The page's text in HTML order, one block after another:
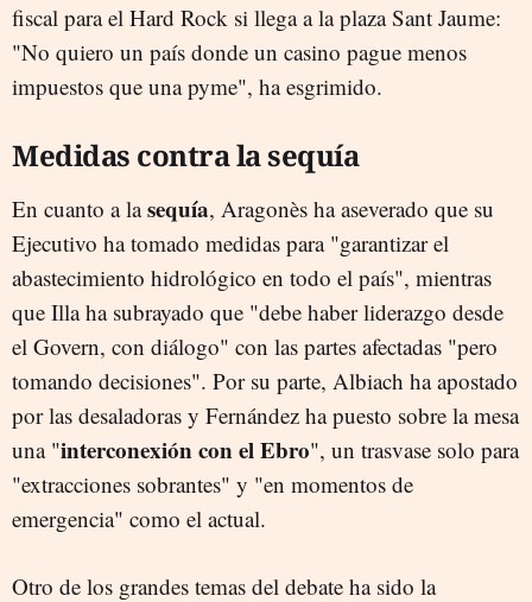
fiscal para el Hard Rock si llega a la plaza Sant Jaume:
"No quiero un país donde un casino pague menos
impuestos que una pyme", ha esgrimido.
Medidas contra la sequía
En cuanto a lasequía, Aragonès ha aseverado que su
Ejecutivo ha tomado medidas para "garantizar el
abastecimiento hidrológico en todo el país", mientras
que Illa ha subrayado que "debe haber liderazgo desde
el Govern, con diálogo" con las partes afectadas "pero
tomando decisiones". Por su parte, Albiach ha apostado
por las desaladoras y Fernández ha puesto sobre la mesa
una "interconexión con el Ebro", un trasvase solo para
"extracciones sobrantes" y "en momentos de
emergencia" como el actual.
Otro de los grandes temas del debate ha sido la